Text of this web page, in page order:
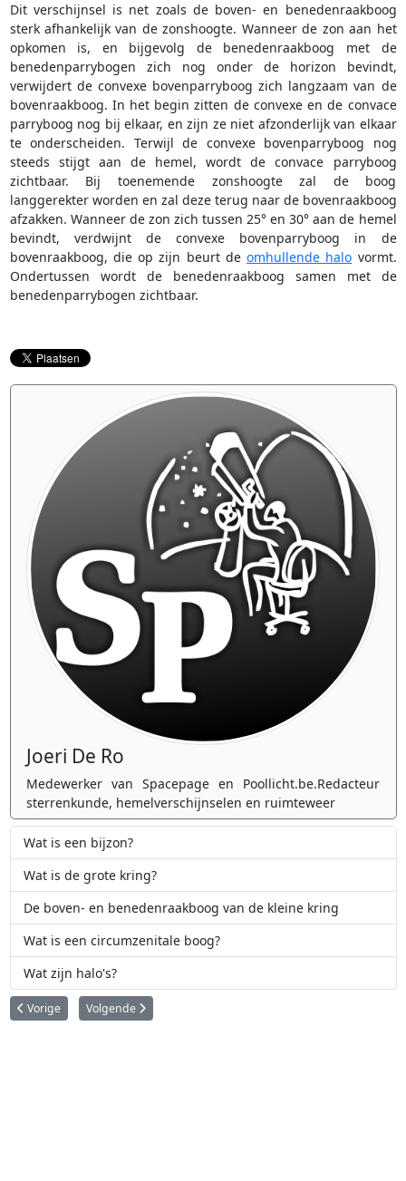
Dit verschijnsel is net zoals de boven- en benedenraakboog
sterk afhankelijk van de zonshoogte. Wanneer de zon aan het
opkomen is, en bijgevolg de benedenraakboog met de
benedenparrybogen zich nog onder de horizon bevindt,
verwijdert de convexe bovenparryboog zich langzaam van de
bovenraakboog. In het begin zitten de convexe en de convace
parryboog nog bij elkaar, en zijn ze niet afzonderlijk van elkaar
te onderscheiden. Terwijl de convexe bovenparryboog nog
steeds stijgt aan de hemel, wordt de convace parryboog
zichtbaar. Bij toenemende zonshoogte zal de boog
langgerekter worden en zal deze terug naar de bovenraakboog
afzakken. Wanneer de zon zich tussen 25° en 30° aan de hemel
bevindt, verdwijnt de convexe bovenparryboog in de
bovenraakboog, die op zijn beurt de omhullende halo vormt.
Ondertussen wordt de benedenraakboog samen met de
benedenparrybogen zichtbaar.
Joeri De Ro
Medewerker van Spacepage en Poollicht.be.Redacteur
sterrenkunde, hemelverschijnselen en ruimteweer
Wat is een bijzon?
Wat is de grote kring?
De boven- en benedenraakboog van de kleine kring
Wat is een circumzenitale boog?
Wat zijn halo's?
Vorig artikel: De schemering
Vorige Volgende artikel: Wat is de grote kring?
Volgende